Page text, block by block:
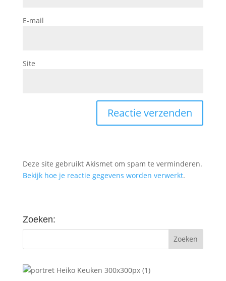
E-mail
Site
Deze site gebruikt Akismet om spam te verminderen.
Bekijk hoe je reactie gegevens worden verwerkt.
Zoeken: